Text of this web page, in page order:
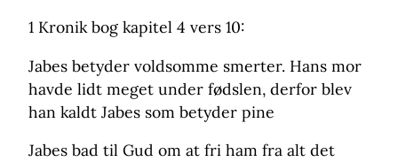
1 Kronik bog kapitel 4 vers 10:
Jabes betyder voldsomme smerter. Hans mor
havde lidt meget under fødslen, derfor blev
han kaldt Jabes som betyder pine
Jabes bad til Gud om at fri ham fra alt det